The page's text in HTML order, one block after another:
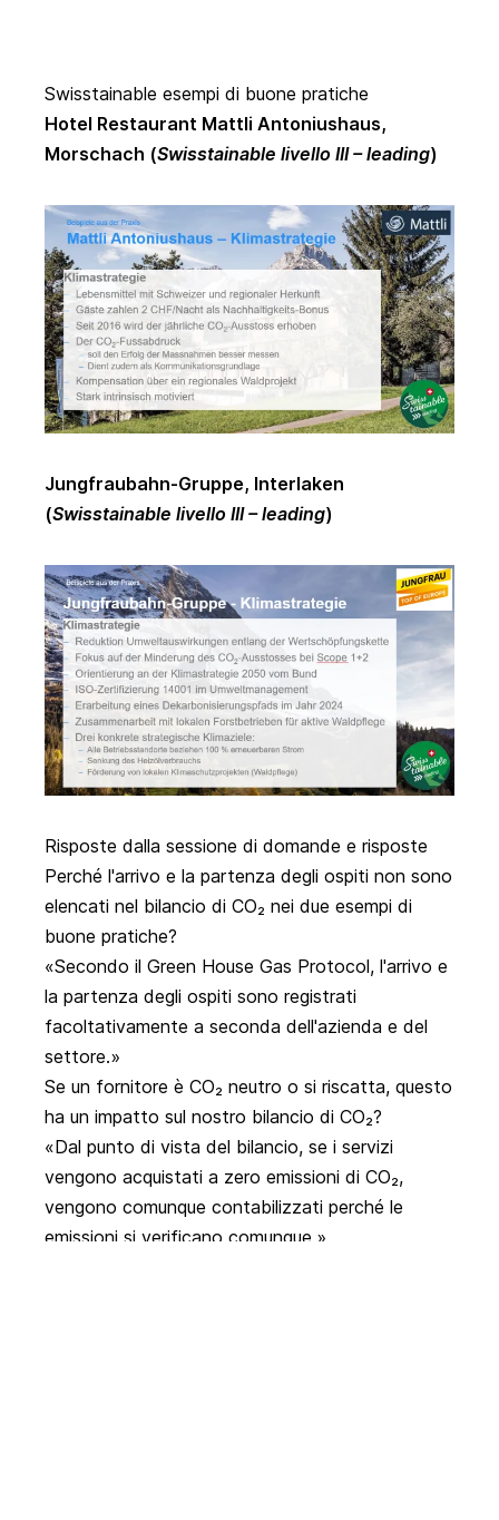
Swisstainable esempi di buone pratiche
Hotel Restaurant Mattli Antoniushaus,
Morschach (Swisstainable livello III – leading)
Jungfraubahn-Gruppe, Interlaken
(Swisstainable livello III – leading)
Risposte dalla sessione di domande e risposte
Perché l'arrivo e la partenza degli ospiti non sono
elencati nel bilancio di CO₂ nei due esempi di
buone pratiche?
Secondo il Green House Gas Protocol, l'arrivo e
la partenza degli ospiti sono registrati
facoltativamente a seconda dell'azienda e del
settore.
Se un fornitore è CO₂ neutro o si riscatta, questo
ha un impatto sul nostro bilancio di CO₂?
Dal punto di vista del bilancio, se i servizi
vengono acquistati a zero emissioni di CO₂,
vengono comunque contabilizzati perché le
emissioni si verificano comunque.